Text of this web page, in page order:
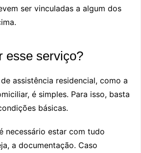
ser vinculadas a algum dos
esse serviço?
assistência residencial, como a
é simples. Para isso, basta
básicas.
necessário estar com tudo
a documentação. Caso